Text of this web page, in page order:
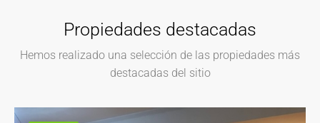
Propiedades destacadas
Hemos realizado una selección de las propiedades más
destacadas del sitio